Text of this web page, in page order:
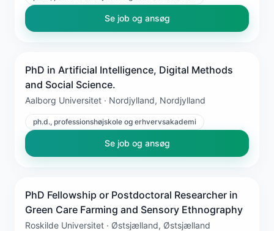
Se job og ansøg
PhD in Artificial Intelligence, Digital Methods
and Social Science.
Aalborg Universitet · Nordjylland, Nordjylland
ph.d., professionshøjskole og erhvervsakademi
Se job og ansøg
PhD Fellowship or Postdoctoral Researcher in
Green Care Farming and Sensory Ethnography
Roskilde Universitet · Østsjælland, Østsjælland